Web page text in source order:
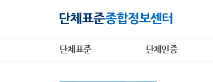
단체표준 단체인증